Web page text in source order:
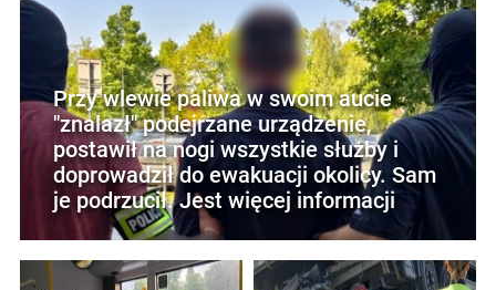
Przy wlewie paliwa w swoim aucie
"znalazł" podejrzane urządzenie,
postawił na nogi wszystkie służby i
doprowadził do ewakuacji okolicy. Sam
je podrzucił. Jest więcej informacji